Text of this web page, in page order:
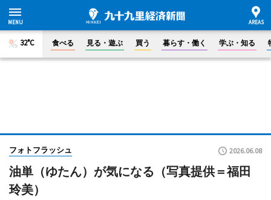
32°C 食べる 見る・遊ぶ 買う 暮らす・働く 学ぶ・知る
フォトフラッシュ 2026.06.08
油単（ゆたん）が気になる（写真提供＝福田
玲美）